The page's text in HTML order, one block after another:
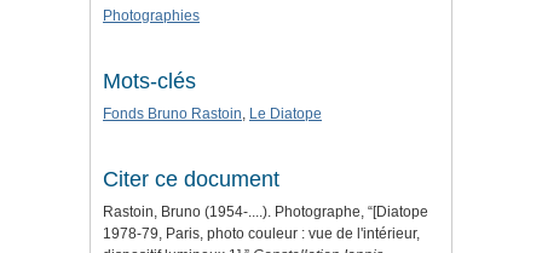
Photographies
Mots-clés
Fonds Bruno Rastoin, Le Diatope
Citer ce document
Rastoin, Bruno (1954-....). Photographe, “[Diatope
1978-79, Paris, photo couleur : vue de l'intérieur,